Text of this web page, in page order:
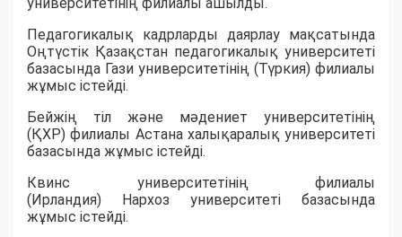
университетінің филиалы ашылды.
Педагогикалық кадрларды даярлау мақсатында
Оңтүстік Қазақстан педагогикалық университеті
базасында Гази университетінің (Түркия) филиалы
жұмыс істейді.
Бейжің тіл және мәдениет университетінің
(ҚХР) филиалы Астана халықаралық университеті
базасында жұмыс істейді.
Квинс университетінің филиалы
(Ирландия) Нархоз университеті базасында
жұмыс істейді.